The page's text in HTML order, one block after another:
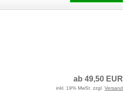
ab 49,50 EUR
inkl. 19% MwSt. zzgl. Versand